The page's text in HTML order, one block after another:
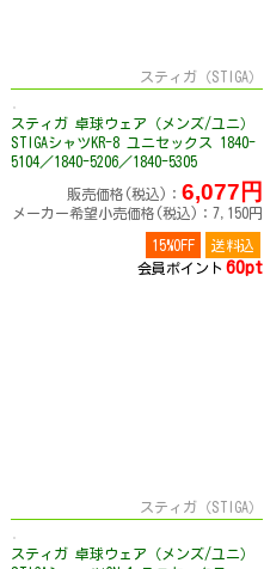
スティガ（STIGA）
スティガ 卓球ウェア（メンズ/ユニ）
STIGAシャツKR-8 ユニセックス 1840-
5104／1840-5206／1840-5305
販売価格(税込)： 6,077円
メーカー希望小売価格(税込)：7,150円
15%OFF
送料込
会員ポイント 60pt
スティガ（STIGA）
スティガ 卓球ウェア（メンズ/ユニ）